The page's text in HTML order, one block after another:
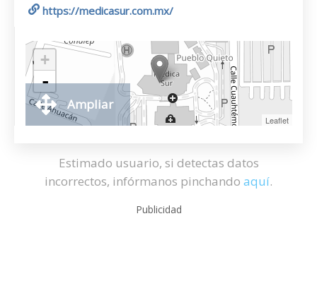
https://medicasur.com.mx/
+
-
Leaflet
Ampliar
Estimado usuario, si detectas datos
incorrectos, infórmanos pinchando aquí.
Publicidad